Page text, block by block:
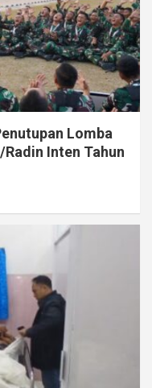
Lomba
Inten Tahun